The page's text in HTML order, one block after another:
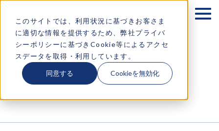
このサイトでは、利用状況に基づきお客さま
に適切な情報を提供するため、弊社プライバ
シーポリシーに基づきCookie等によるアクセ
スデータを取得・利用しています。
同意する Cookieを無効化
企業情報
ソリューション
お知らせ お知らせ